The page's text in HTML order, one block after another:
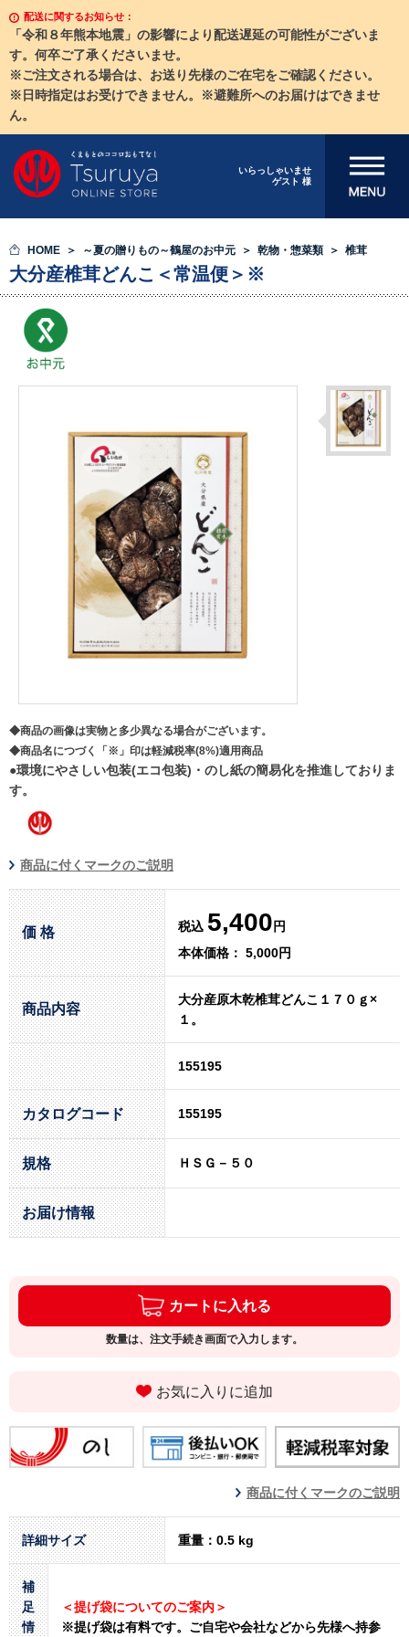
配送に関するお知らせ：
「令和８年熊本地震」の影響により配送遅延の可能性がございま
す。何卒ご了承くださいませ。
※ご注文される場合は、お送り先様のご在宅をご確認ください。
※日時指定はお受けできません。※避難所へのお届けはできませ
ん。
いらっしゃいませ
ゲスト 様
メニューを開
HOME ～夏の贈りもの～鶴屋のお中元 乾物・惣菜類 椎茸
大分産椎茸どんこ＜常温便＞※
◆商品の画像は実物と多少異なる場合がございます。
◆商品名につづく「※」印は軽減税率(8%)適用商品
●環境にやさしい包装(エコ包装)・のし紙の簡易化を推進しておりま
す。
商品に付くマークのご説明
価 格 税込 5,400 円
本体価格： 5,000円
商品内容
大分産原木乾椎茸どんこ１７０ｇ×
１。
155195
カタログコード 155195
規格 ＨＳＧ－５０
お届け情報
カートに入れる
数量は、注文手続き画面で入力します。
お気に入りに追加
商品に付くマークのご説明
詳細サイズ 重量：0.5 kg
補
足
情
＜提げ袋についてのご案内＞
※提げ袋は有料です。 ご自宅や会社などから先様へ持参